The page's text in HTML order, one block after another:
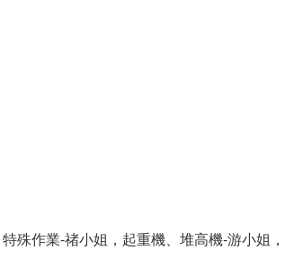
殊作業-禇小姐，起重機、堆高機-游小姐